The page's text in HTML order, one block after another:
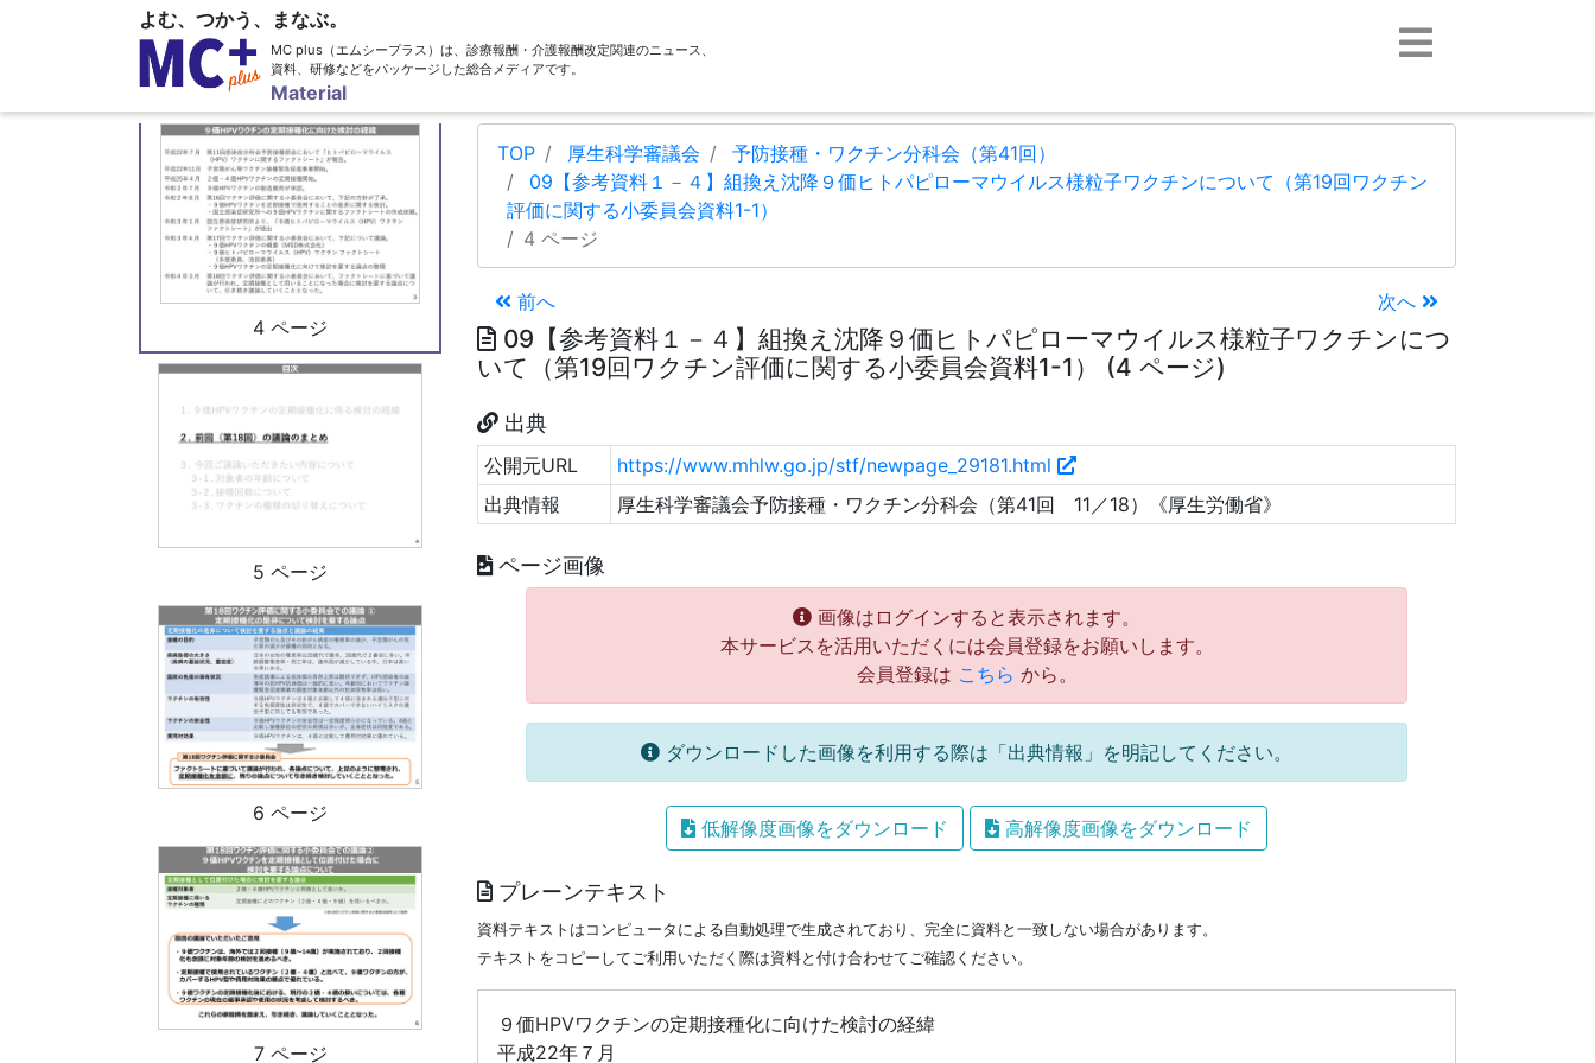
よむ、つかう、まなぶ。
MC plus（エムシープラス）は、診療報酬・介護報酬改定関連のニュース、
資料、研修などをパッケージした総合メディアです。
Material
3 ページ
4 ページ
5 ページ
6 ページ
7 ページ
TOP 厚生科学審議会
予防接種・ワクチン分科会（第41回）
09【参考資料１－４】組換え沈降９価ヒトパピローマウイルス様粒子ワクチンについて（第19回ワクチン
評価に関する小委員会資料1-1）
4 ページ
前へ 次へ
09【参考資料１－４】組換え沈降９価ヒトパピローマウイルス様粒子ワクチンにつ
いて（第19回ワクチン評価に関する小委員会資料1-1） (4 ページ)
出典
公開元URL
https://www.mhlw.go.jp/stf/newpage_29181.html
出典情報
厚生科学審議会予防接種・ワクチン分科会（第41回 11／18）《厚生労働省》
ページ画像
画像はログインすると表示されます。
本サービスを活用いただくには会員登録をお願いします。
会員登録は こちら から。
ダウンロードした画像を利用する際は「出典情報」を明記してください。
低解像度画像をダウンロード 高解像度画像をダウンロード
プレーンテキスト
資料テキストはコンピュータによる自動処理で生成されており、完全に資料と一致しない場合があります。
テキストをコピーしてご利用いただく際は資料と付け合わせてご確認ください。
９価HPVワクチンの定期接種化に向けた検討の経緯
平成22年７月